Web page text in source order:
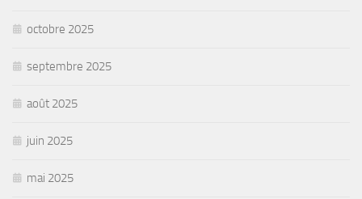
octobre 2025
septembre 2025
août 2025
juin 2025
mai 2025